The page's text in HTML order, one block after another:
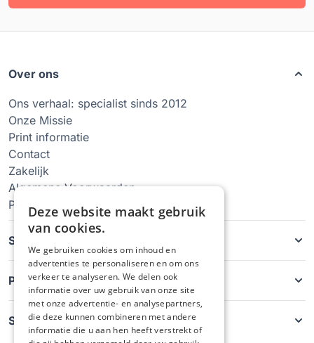
Over ons
Ons verhaal: specialist sinds 2012
Onze Missie
Print informatie
Contact
Zakelijk
Algemene Voorwaarden
Privacy Policy
Soorten hoesjes
Producten
Service
Deze website maakt gebruik
van cookies.
We gebruiken cookies om inhoud en
advertenties te personaliseren en om ons
verkeer te analyseren. We delen ook
informatie over uw gebruik van onze site
met onze advertentie- en analysepartners,
die deze kunnen combineren met andere
informatie die u aan hen heeft verstrekt of